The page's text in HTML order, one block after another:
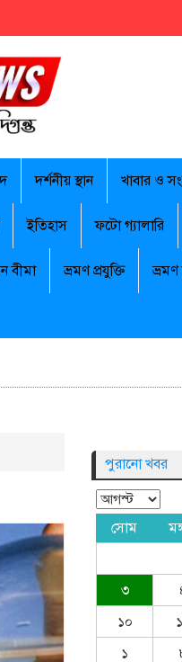
দর্শনীয় স্থান খাবার ও
ইতিহাস ফটো গ্যালারি
বীমা ভ্রমণ প্রযুক্তি
পুরানো খবর
সোম
৩
১০
১